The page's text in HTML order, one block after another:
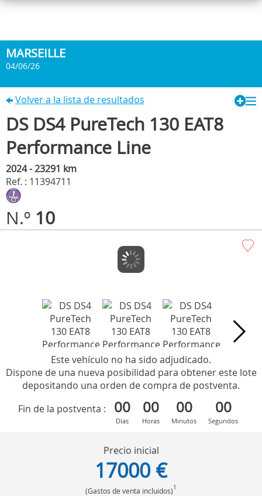
MARSEILLE
04/06/26
Volver a la lista de resultados
DS DS4 PureTech 130 EAT8
Performance Line
2024 - 23291 km
Ref. : 11394711
N.º 10
Este vehículo no ha sido adjudicado.
Dispone de una nueva posibilidad para obtener este lote
depositando una orden de compra de postventa.
Fin de la postventa :
00
Días
00
Horas
00
Minutos
00
Segundos
Precio inicial
17000 €
(Gastos de venta incluidos)1